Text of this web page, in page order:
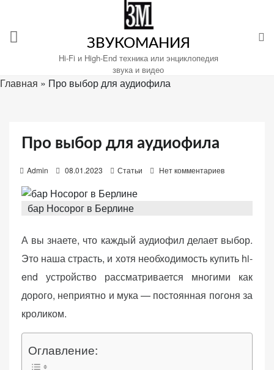
содержимому
ЗВУКОМАНИЯ
Hi-Fi и High-End техника или энциклопедия
звука и видео
Главная » Про выбор для аудиофила
Про выбор для аудиофила
Admin
s
t
d
o
08.01.2023 Статьи Нет комментариев
бар Носорог в Берлине
А вы знаете, что каждый аудиофил делает выбор.
Это наша страсть, и хотя необходимость купить hi-
end устройство рассматривается многими как
дорого, неприятно и мука — постоянная погоня за
кроликом.
Оглавление:
«Принять
все»
для